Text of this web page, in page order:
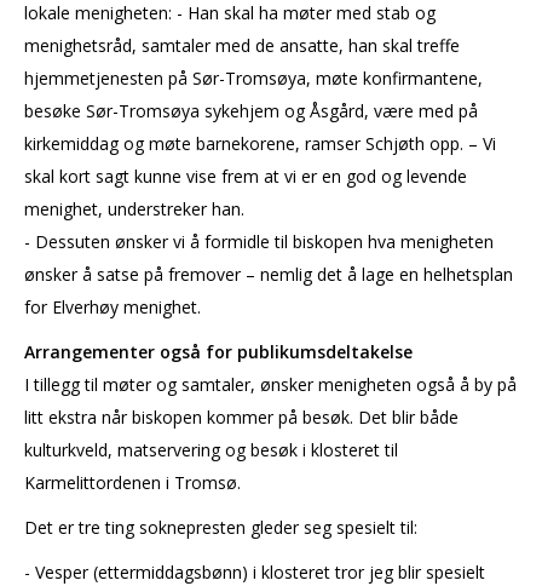
lokale menigheten: - Han skal ha møter med stab og
menighetsråd, samtaler med de ansatte, han skal treffe
hjemmetjenesten på Sør-Tromsøya, møte konfirmantene,
besøke Sør-Tromsøya sykehjem og Åsgård, være med på
kirkemiddag og møte barnekorene, ramser Schjøth opp. – Vi
skal kort sagt kunne vise frem at vi er en god og levende
menighet, understreker han.
- Dessuten ønsker vi å formidle til biskopen hva menigheten
ønsker å satse på fremover – nemlig det å lage en helhetsplan
for Elverhøy menighet.
Arrangementer også for publikumsdeltakelse
I tillegg til møter og samtaler, ønsker menigheten også å by på
litt ekstra når biskopen kommer på besøk. Det blir både
kulturkveld, matservering og besøk i klosteret til
Karmelittordenen i Tromsø.
Det er tre ting soknepresten gleder seg spesielt til:
- Vesper (ettermiddagsbønn) i klosteret tror jeg blir spesielt